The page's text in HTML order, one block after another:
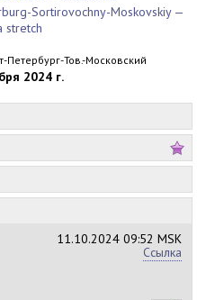
Sortirovochny-Moskovskiy —
stretch
Петербург-Тов.-Московский
2024 г.
11.10.2024 09:52 MSK
Ссылка